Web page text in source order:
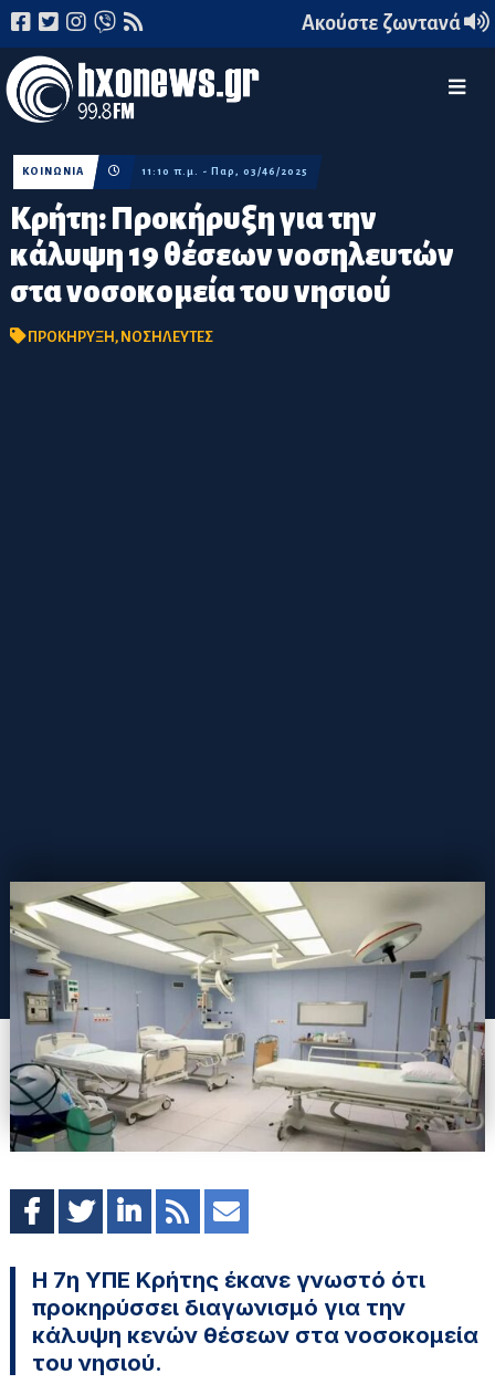
Ακούστε ζωντανά
Κρήτη: Προκήρυξη για την
κάλυψη 19 θέσεων νοσηλευτών
στα νοσοκομεία του νησιού
ΚΟΙΝΩΝΙΑ 11:10 π.μ. - Παρ, 03/46/2025
ΠΡΟΚΗΡΥΞΗ, ΝΟΣΗΛΕΥΤΕΣ
Η 7η ΥΠΕ Κρήτης έκανε γνωστό ότι
προκηρύσσει διαγωνισμό για την
κάλυψη κενών θέσεων στα νοσοκομεία
του νησιού.